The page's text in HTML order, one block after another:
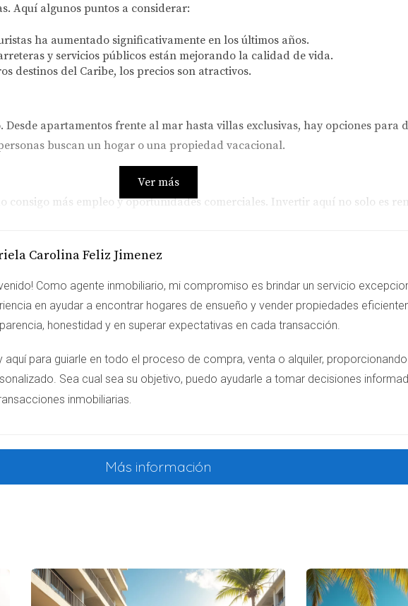
Aquí algunos puntos a considerar:
ha aumentado significativamente en los últimos años.
y servicios públicos están mejorando la calidad de vida.
destinos del Caribe, los precios son atractivos.
apartamentos frente al mar hasta villas exclusivas, hay opciones para
buscan un hogar o una propiedad vacacional.
más empleo y oportunidades comerciales. Invertir aquí no solo es
a explorar las opciones disponibles en Juan Dolio.
Palmera
en su valor desde su apertura. Los compradores iniciales han reportado
inversión puede ser altamente lucrativa.
sobre estas inversiones. ¡Juan Dolio podría ser tu próximo gran
Ver más
Carolina Feliz Jimenez
Como agente inmobiliario, mi compromiso es brindar un servicio
en ayudar a encontrar hogares de ensueño y vender propiedades
honestidad y en superar expectativas en cada transacción.
aquí para guiarle en todo el proceso de compra, venta o alquiler,
Sea cual sea su objetivo, puedo ayudarle a tomar decisiones
inmobiliarias
Más información